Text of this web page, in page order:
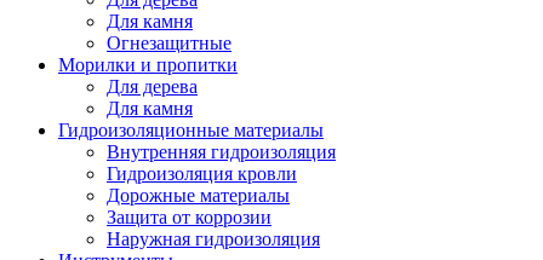
Для камня
Огнезащитные
Морилки и пропитки
Для дерева
Для камня
Гидроизоляционные материалы
Внутренняя гидроизоляция
Гидроизоляция кровли
Дорожные материалы
Защита от коррозии
Наружная гидроизоляция